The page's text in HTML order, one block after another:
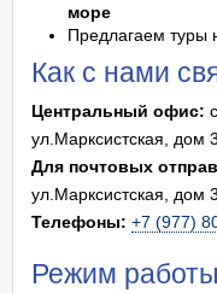
море
Предлагаем туры
Как с нами
Центральный офис:
ул.Марксистская, дом
Для почтовых
ул.Марксистская, дом
Телефоны: +7 (977)
Режим работы